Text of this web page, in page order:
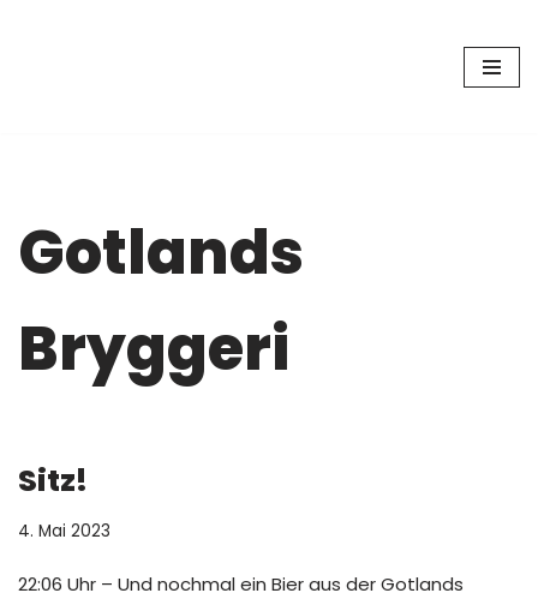
Gotlands
Bryggeri
Sitz!
4. Mai 2023
22:06 Uhr – Und nochmal ein Bier aus der Gotlands